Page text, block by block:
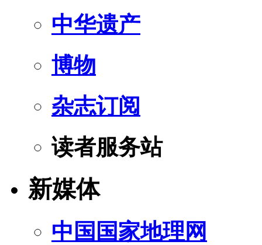
中华遗产
博物
杂志订阅
读者服务站
新媒体
中国国家地理网